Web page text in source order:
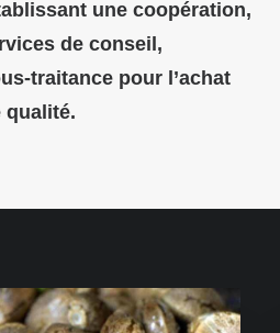
une coopération,
de conseil,
traitance pour l’achat
qualité.